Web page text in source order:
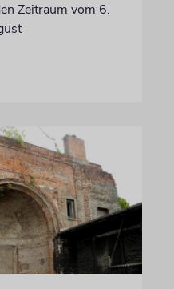
Zeitraum vom 6.